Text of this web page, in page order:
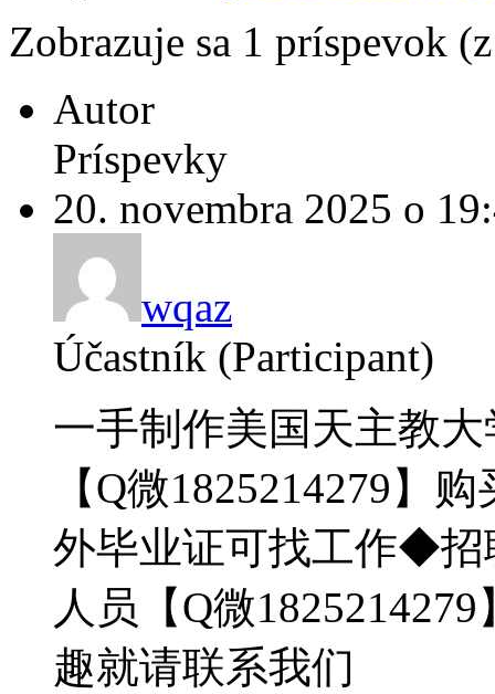
Zobrazuje sa 1 príspevok
Autor
Príspevky
20. novembra 2025 o
wqaz
Účastník (Participant)
一手制作美国天主教
【Q微1825214279】
外毕业证可找工作◆招
人员【Q微
趣就请联系我们